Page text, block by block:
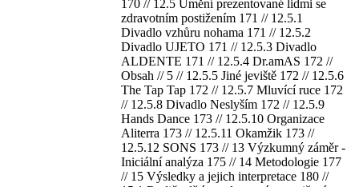
170 // 12.5 Umění prezentované lidmi se
zdravotním postižením 171 // 12.5.1
Divadlo vzhůru nohama 171 // 12.5.2
Divadlo UJETO 171 // 12.5.3 Divadlo
ALDENTE 171 // 12.5.4 Dr.amAS 172 //
Obsah // 5 // 12.5.5 Jiné jeviště 172 // 12.5.6
The Tap Tap 172 // 12.5.7 Mluvící ruce 172
// 12.5.8 Divadlo Neslyším 172 // 12.5.9
Hands Dance 173 // 12.5.10 Organizace
Aliterra 173 // 12.5.11 Okamžik 173 //
12.5.12 SONS 173 // 13 Výzkumný záměr -
Iniciální analýza 175 // 14 Metodologie 177
// 15 Výsledky a jejich interpretace 180 //